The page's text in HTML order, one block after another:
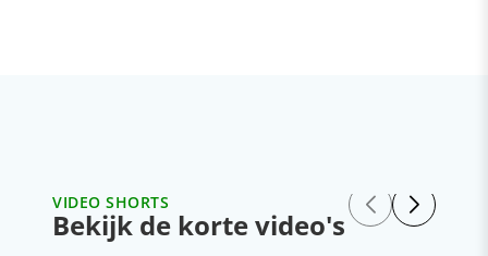
VIDEO SHORTS
Bekijk de korte video's